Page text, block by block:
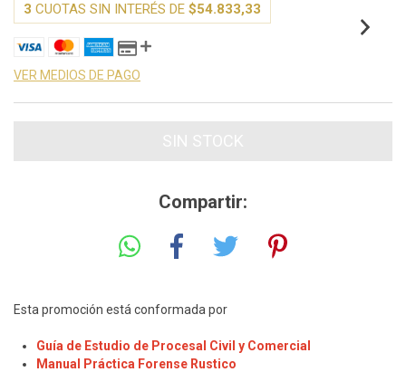
3 CUOTAS SIN INTERÉS DE $54.833,33
VER MEDIOS DE PAGO
Compartir:
Esta promoción está conformada por
Guía de Estudio de Procesal Civil y Comercial
Manual Práctica Forense Rustico